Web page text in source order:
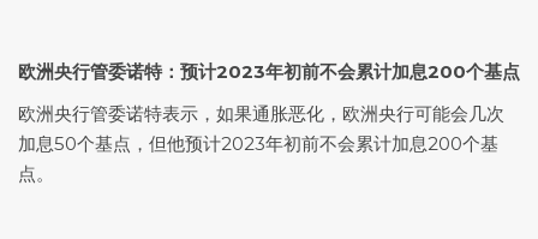
欧洲央行管委诺特：预计2023年初前不会累计加息200个基点
欧洲央行管委诺特表示，如果通胀恶化，欧洲央行可能会几次
加息50个基点，但他预计2023年初前不会累计加息200个基
点。